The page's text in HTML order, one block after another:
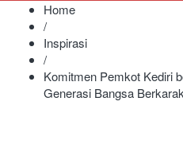
Home
/
Inspirasi
/
Komitmen Pemkot Kediri
Generasi Bangsa